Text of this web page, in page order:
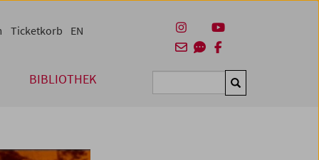
BIBLIOTHEK Suchen
Ticketkorb EN